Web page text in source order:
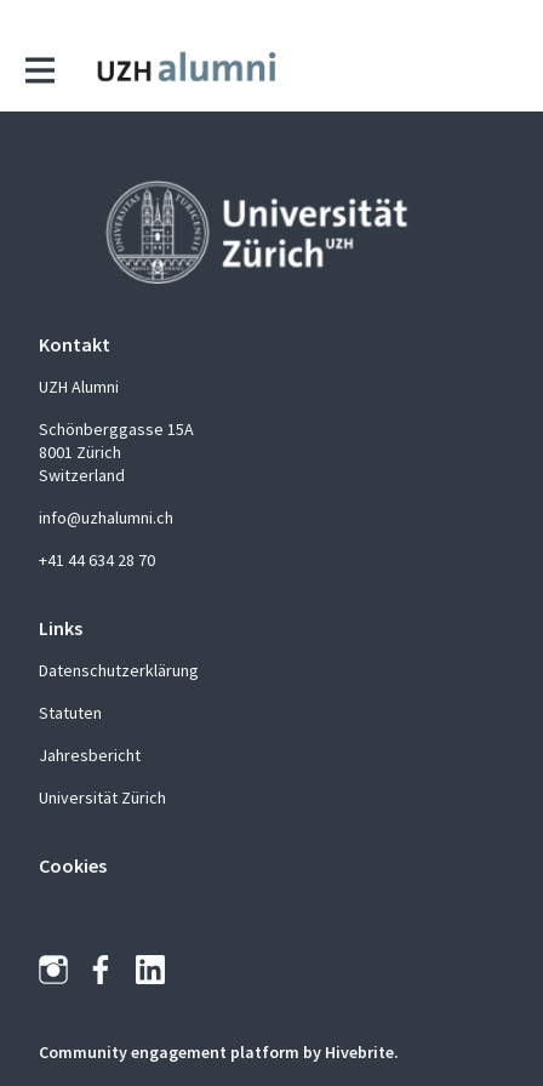
Kontakt
UZH Alumni
Schönberggasse 15A
8001 Zürich
Switzerland
info@uzhalumni.ch
+41 44 634 28 70
Links
Datenschutzerklärung
Statuten
Jahresbericht
Universität Zürich
Cookies
Community engagement platform by Hivebrite.